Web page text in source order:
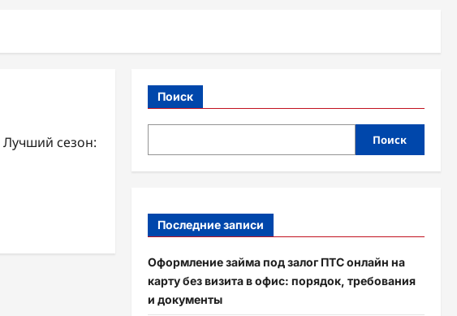
Лучший сезон:
Поиск
Поиск
Последние записи
Оформление займа под залог ПТС онлайн на
карту без визита в офис: порядок, требования
и документы